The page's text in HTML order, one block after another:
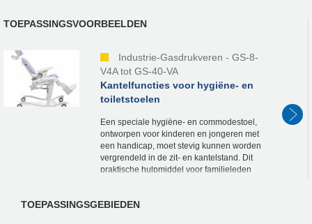
TOEPASSINGSVOORBEELDEN
Industrie-Gasdrukveren - GS-8-
V4A tot GS-40-VA
Kantelfuncties voor hygiëne- en
toiletstoelen
Een speciale hygiëne- en commodestoel,
ontworpen voor kinderen en jongeren met
een handicap, moet stevig kunnen worden
vergrendeld in de zit- en kantelstand. Dit
praktische hulpmiddel voor familieleden
TOEPASSINGSGEBIEDEN